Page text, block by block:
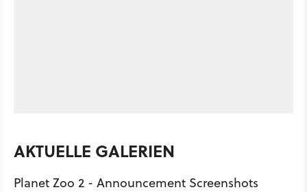
AKTUELLE GALERIEN
Planet Zoo 2 - Announcement Screenshots